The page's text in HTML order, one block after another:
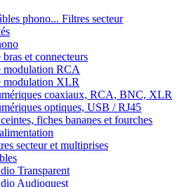
phono... Filtres secteur
bras et connecteurs
modulation RCA
modulation XLR
coaxiaux, RCA, BNC, XLR
optiques, USB / RJ45
fiches bananes et fourches
secteur et multiprises
Transparent
Audioquest